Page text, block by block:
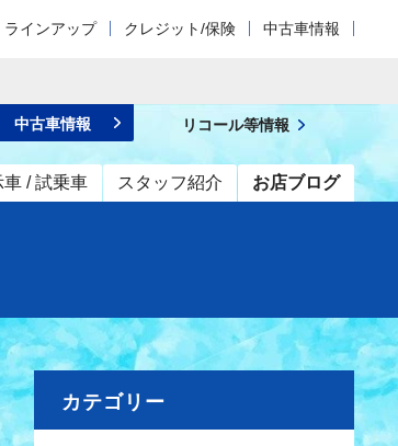
ラインアップ クレジット/保険 中古車情報
車 / 試乗車 スタッフ紹介 お店ブログ
中古車情報 リコール等情報
カテゴリー